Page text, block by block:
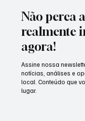
Não perca
realmente
agora!
Assine nossa
notícias, análises e
local. Conteúdo que
lugar.